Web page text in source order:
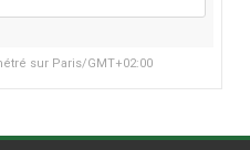
sur Paris/GMT+02:00